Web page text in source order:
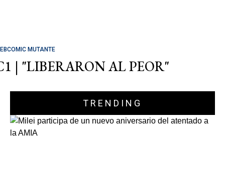
MUTANTE
| "LIBERARON AL PEOR"
TRENDING